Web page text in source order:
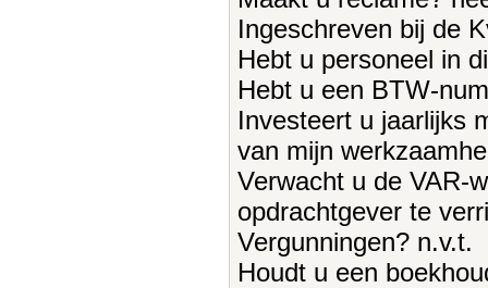
Ingeschreven bij de
Hebt u personeel in
Hebt u een BTW-
Investeert u jaarlijks
van mijn
Verwacht u de VAR-
opdrachtgever te
Vergunningen? n.v.t.
Houdt u een